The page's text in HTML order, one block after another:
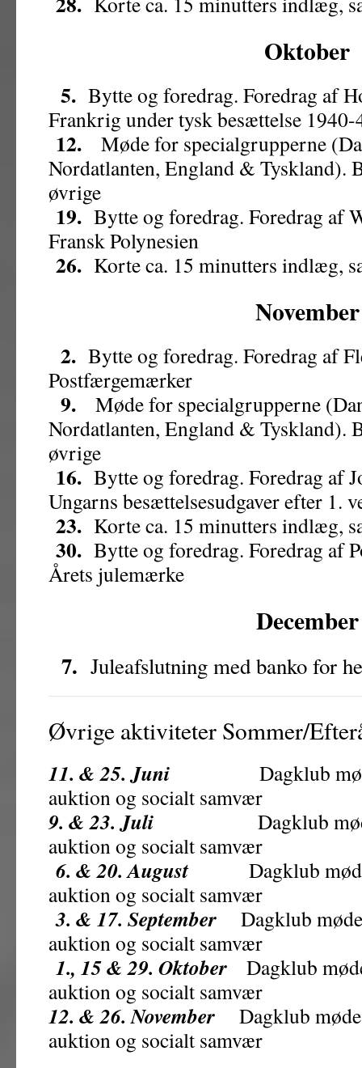
Oktober
5. Bytte og foredrag. Foredrag af
Frankrig under tysk besættelse 1940-
12. Møde for specialgrupperne
Nordatlanten, England & Tyskland).
øvrige
19. Bytte og foredrag. Foredrag af
Fransk Polynesien
26. Korte ca. 15 minutters indlæg,
November
2. Bytte og foredrag. Foredrag af
Postfærgemærker
9. Møde for specialgrupperne
Nordatlanten, England & Tyskland).
øvrige
16. Bytte og foredrag. Foredrag af
Ungarns besættelsesudgaver efter 1.
23. Korte ca. 15 minutters indlæg,
30. Bytte og foredrag. Foredrag af
Årets julemærke
December
7. Juleafslutning med banko for
Øvrige aktiviteter Sommer/
11. & 25. Juni Dagklub
auktion og socialt samvær
9. & 23. Juli Dagklub
auktion og socialt samvær
6. & 20. August Dagklub
auktion og socialt samvær
3. & 17. September Dagklub
auktion og socialt samvær
1., 15 & 29. Oktober Dagklub
auktion og socialt samvær
12. & 26. November Dagklub
auktion og socialt samvær